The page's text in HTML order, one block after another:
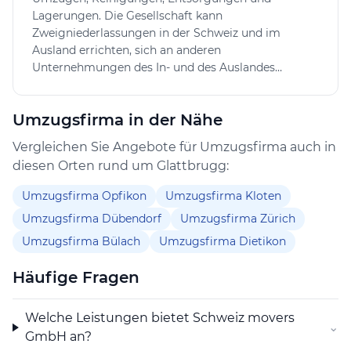
Preisdetails zu erfragen. Grundsätzlich ist eine
transparente Offertstellung durch das Unternehmen
anzustreben, um den Kunden klare Vorstellungen über
den Ablauf und die Kosten zu geben.
Im Raum Glattbrugg bietet die Schweiz movers GmbH
damit umfassende Leistungen rund um Umzüge an
und ist insbesondere für Kunden interessant, die
sowohl Transportaufgaben als auch ergänzende
Services wie Reinigungen und Lagerungen aus einer
Hand wünschen.
Lagerungen. Die Gesellschaft kann
Zweigniederlassungen in der Schweiz und im
Ausland errichten, sich an anderen
Unternehmungen des In- und des Auslandes
zusammenschliessen sowie alle Geschäfte eingehen
Zweck der Gesellschaft zu fördern oder die direkt
oder indirekt damit im Zusammenhang stehen. Sie
kann Grundstücke, Immaterialgüterrechte und
Lizenzen aller Art erwerben, verwalten, belasten und
veräussern.
Umzugsfirma in der Nähe
Vergleichen Sie Angebote für Umzugsfirma auch in
diesen Orten rund um Glattbrugg:
Umzugsfirma Opfikon
Umzugsfirma Kloten
Umzugsfirma Dübendorf
Umzugsfirma Zürich
Umzugsfirma Bülach
Umzugsfirma Dietikon
Häufige Fragen
Welche Leistungen bietet Schweiz movers
GmbH an?
⌄